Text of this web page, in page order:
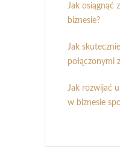
Jak osiągnąć
biznesie?
Jak
połączonymi
Jak rozwijać
w biznesie